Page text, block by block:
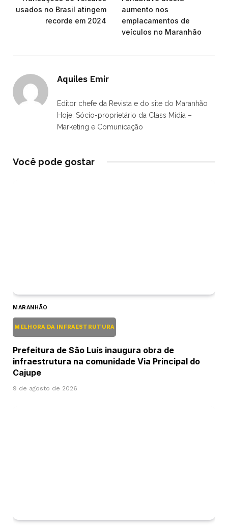
usados no Brasil atingem
recorde em 2024
aumento nos
emplacamentos de
veículos no Maranhão
Aquiles Emir
Editor chefe da Revista e do site do Maranhão
Hoje. Sócio-proprietário da Class Mídia –
Marketing e Comunicação
Você pode gostar
MARANHÃO
MELHORA DA INFRAESTRUTURA
Prefeitura de São Luís inaugura obra de
infraestrutura na comunidade Via Principal do
Cajupe
9 de agosto de 2026